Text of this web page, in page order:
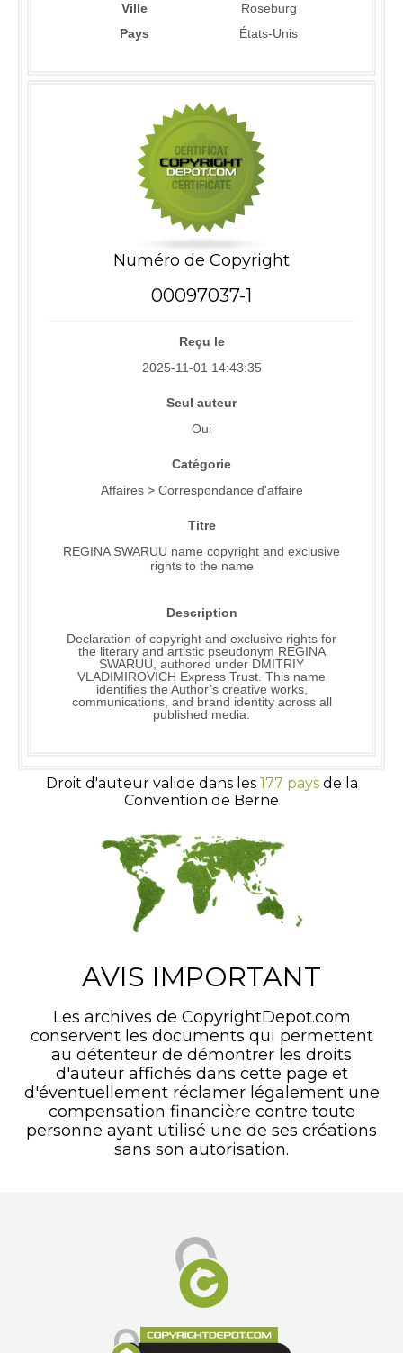
Ville
Roseburg
Pays
États-Unis
Numéro de Copyright
00097037-1
Reçu le
2025-11-01 14:43:35
Seul auteur
Oui
Catégorie
Affaires > Correspondance d'affaire
Titre
REGINA SWARUU name copyright and exclusive
rights to the name
Description
Declaration of copyright and exclusive rights for
the literary and artistic pseudonym REGINA
SWARUU, authored under DMITRIY
VLADIMIROVICH Express Trust. This name
identifies the Author’s creative works,
communications, and brand identity across all
published media.
Droit d'auteur valide dans les 177 paysde la
Convention de Berne
AVIS IMPORTANT
Les archives de CopyrightDepot.com
conservent les documents qui permettent
au détenteur de démontrer les droits
d'auteur affichés dans cette page et
d'éventuellement réclamer légalement une
compensation financière contre toute
personne ayant utilisé une de ses créations
sans son autorisation.